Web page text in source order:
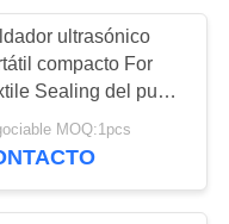
ultrasónico
compacto For
Sealing del punto
600w
MOQ:1pcs